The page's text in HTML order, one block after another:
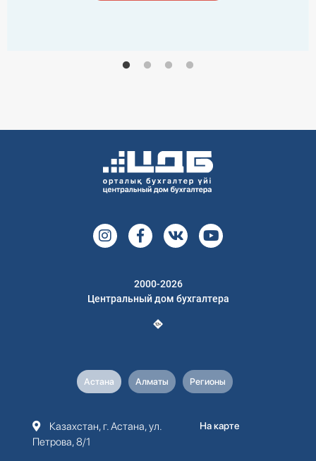
2000-2026
Центральный дом бухгалтера
Астана Алматы Регионы
Казахстан, г. Астана, ул.
Петрова, 8/1
На карте